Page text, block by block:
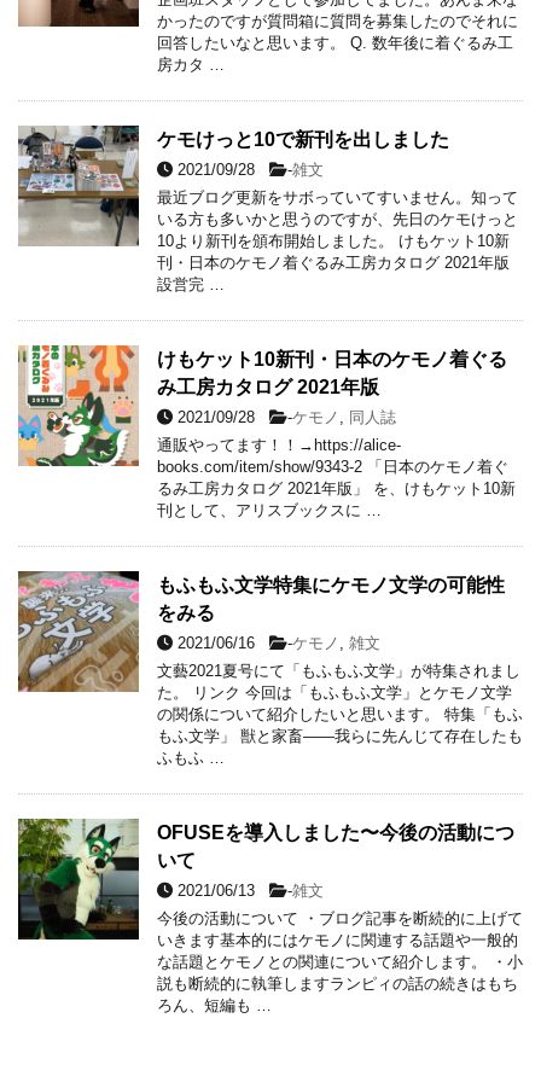
かったのですが質問箱に質問を募集したのでそれに
回答したいなと思います。 Q. 数年後に着ぐるみ工
房カタ …
ケモけっと10で新刊を出しました
2021/09/28 -雑文
最近ブログ更新をサボっていてすいません。知って
いる方も多いかと思うのですが、先日のケモけっと
10より新刊を頒布開始しました。 けもケット10新
刊・日本のケモノ着ぐるみ工房カタログ 2021年版
設営完 …
けもケット10新刊・日本のケモノ着ぐる
み工房カタログ 2021年版
2021/09/28 -ケモノ , 同人誌
通販やってます！！→https://alice-
books.com/item/show/9343-2 「日本のケモノ着ぐ
るみ工房カタログ 2021年版」 を、けもケット10新
刊として、アリスブックスに …
もふもふ文学特集にケモノ文学の可能性
をみる
2021/06/16 -ケモノ , 雑文
文藝2021夏号にて「もふもふ文学」が特集されまし
た。 リンク 今回は「もふもふ文学」とケモノ文学
の関係について紹介したいと思います。 特集「もふ
もふ文学」 獣と家畜――我らに先んじて存在したも
ふもふ …
OFUSEを導入しました〜今後の活動につ
いて
2021/06/13 -雑文
今後の活動について ・ブログ記事を断続的に上げて
いきます基本的にはケモノに関連する話題や一般的
な話題とケモノとの関連について紹介します。 ・小
説も断続的に執筆しますランピィの話の続きはもち
ろん、短編も …